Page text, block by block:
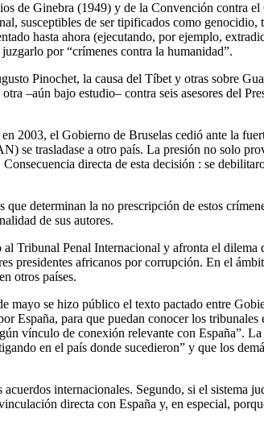
de Ginebra (1949) y de la Convención contra
susceptibles de ser tipificados como
hasta ahora (ejecutando, por ejemplo,
por “crímenes contra la humanidad”.
Pinochet, la causa del Tíbet y otras sobre
–aún bajo estudio– contra seis asesores del
2003, el Gobierno de Bruselas cedió ante la
se trasladase a otro país. La presión no solo
directa de esta decisión : se
determinan la no prescripción de estos
de sus autores.
Tribunal Penal Internacional y afronta el
presidentes africanos por corrupción. En el
otros países.
se hizo público el texto pactado entre
para que puedan conocer los tribunales
vínculo de conexión relevante con España”.
en el país donde sucedieron” y que los
internacionales. Segundo, si el sistema
directa con España y, en especial,